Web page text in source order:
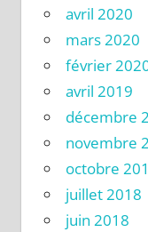
avril 2020
mars 2020
février
avril 2019
décembre
novembre
octobre
juillet 2018
juin 2018